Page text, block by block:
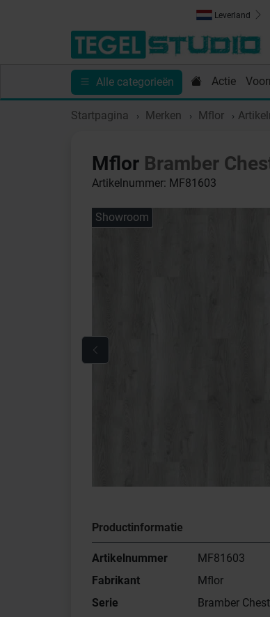
Leverland
Alle categorieën Actie
Toebehoren Sanitair Tips en Inspiratie
Startpagina Merken Mflor
Mflor Bramber
Artikelnummer: MF81603
Showroom
Productinformatie
Artikelnummer
MF81603
Fabrikant
Mflor
Serie
Bramber